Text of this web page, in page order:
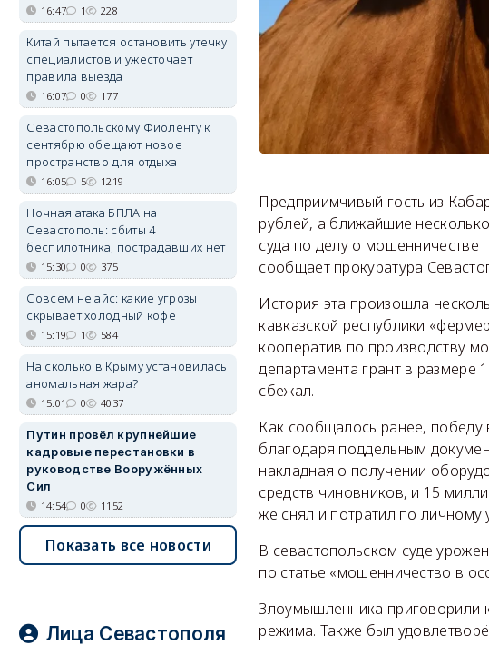
Предприимчивый гость из
рублей, а ближайшие
суда по делу о мошенничестве
сообщает прокуратура
История эта произошла
кавказской республики
кооператив по производству
департамента грант в
сбежал.
Как сообщалось ранее, победу
благодаря поддельным
накладная о получении
средств чиновников, и 15
же снял и потратил по личному
В севастопольском суде
по статье «мошенничество в
Злоумышленника приговорили
режима. Также был
16:47 1 228
Китай пытается остановить утечку
специалистов и ужесточает
правила выезда
16:07 0 177
Севастопольскому Фиоленту к
сентябрю обещают новое
пространство для отдыха
16:05 5 1219
Ночная атака БПЛА на
Севастополь: сбиты 4
беспилотника, пострадавших нет
15:30 0 375
Совсем не айс: какие угрозы
скрывает холодный кофе
15:19 1 584
На сколько в Крыму установилась
аномальная жара?
15:01 0 4037
Путин провёл крупнейшие
кадровые перестановки в
руководстве Вооружённых
Сил
14:54 0 1152
Показать все новости
Лица Севастополя